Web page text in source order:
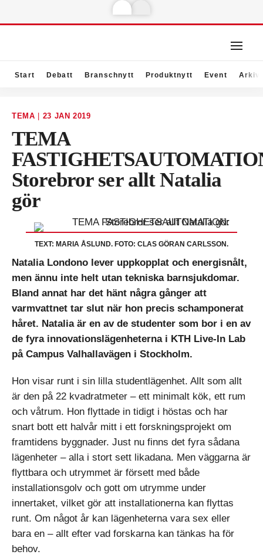
Start Debatt Branschnytt Produktnytt Event Arkiv
TEMA 23 JAN 2019
TEMA
Storebror ser allt Natalia
gör
TEXT: MARIA ÅSLUND. FOTO: CLAS GÖRAN CARLSSON.
Natalia Londono lever uppkopplat och energisnålt,
men ännu inte helt utan tekniska barnsjukdomar.
Bland annat har det hänt några gånger att
varmvattnet tar slut när hon precis schamponerat
håret. Natalia är en av de studenter som bor i en av
de fyra innovationslägenheterna i KTH Live-In Lab
på Campus Valhallavägen i Stockholm.
Hon visar runt i sin lilla studentlägenhet. Allt som allt
är den på 22 kvadratmeter – ett minimalt kök, ett rum
och våtrum. Hon flyttade in tidigt i höstas och har
snart bott ett halvår mitt i ett forskningsprojekt om
framtidens byggnader. Just nu finns det fyra sådana
lägenheter – alla i stort sett likadana. Men väggarna är
flyttbara och utrymmet är försett med både
installationsgolv och gott om utrymme under
innertaket, vilket gör att installationerna kan flyttas
runt. Om något år kan lägenheterna vara sex eller
bara en – allt efter vad forskarna kan tänkas ha för
behov.